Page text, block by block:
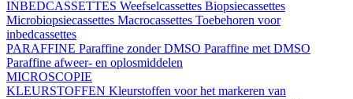
INBEDCASSETTES Weefselcassettes Biopsiecassettes
Microbiopsiecassettes Macrocassettes Toebehoren voor
inbedcassettes
PARAFFINE Paraffine zonder DMSO Paraffine met DMSO
Paraffine afweer- en oplosmiddelen
MICROSCOPIE
KLEURSTOFFEN Kleurstoffen voor het markeren van